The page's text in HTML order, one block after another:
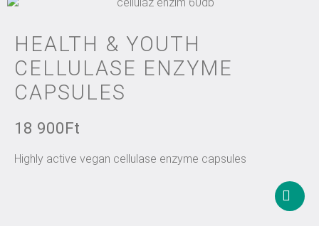
HEALTH & YOUTH
CELLULASE ENZYME
CAPSULES
18 900Ft
Highly active vegan cellulase enzyme capsules